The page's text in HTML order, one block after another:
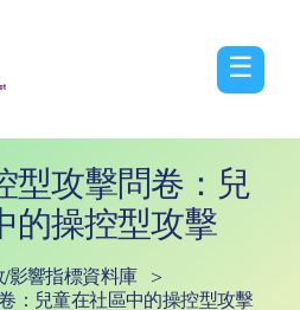
☰
型攻擊問卷：兒
的操控型攻擊
/影響指標資料庫
>
：兒童在社區中的操控型攻擊